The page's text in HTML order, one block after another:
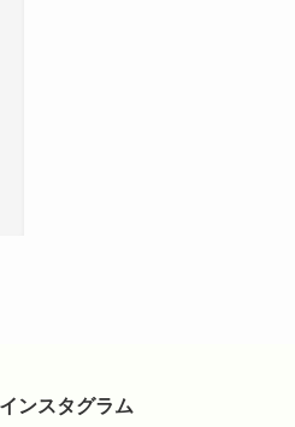
インスタグラム